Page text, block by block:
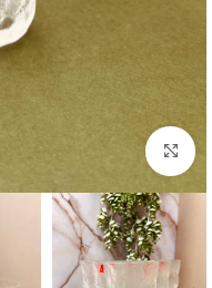
برای بزرگنمایی کلیک کنید